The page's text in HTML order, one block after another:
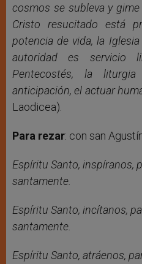
cosmos se subleva y
Cristo resucitado está
potencia de vida, la
autoridad es servicio
Pentecostés, la
anticipación, el actuar
Laodicea).
Para rezar: con san
Espíritu Santo, inspíranos,
santamente.
Espíritu Santo, incítanos,
santamente.
Espíritu Santo, atráenos,